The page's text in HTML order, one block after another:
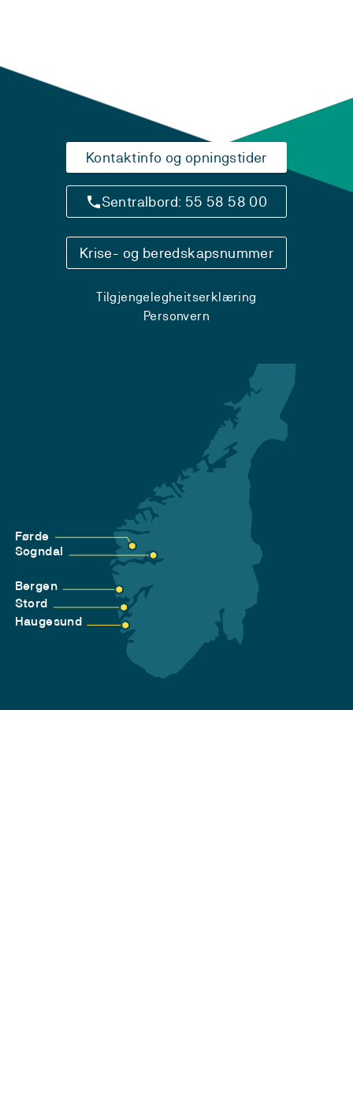
Kontaktinfo og opningstider
Sentralbord: 55 58 58 00
Krise- og beredskapsnummer
Tilgjengelegheitserklæring
Personvern
Førde
Sogndal
Bergen
Stord
Haugesund